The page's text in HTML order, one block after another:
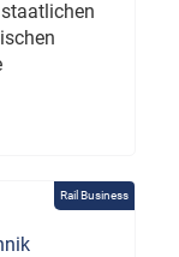
Rail Business